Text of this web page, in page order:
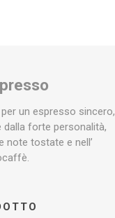
un espresso sincero,
dalla forte personalità,
note tostate e nell’